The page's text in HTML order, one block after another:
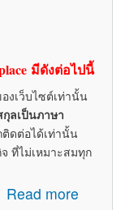
มีดังต่อไปนี้
งเว็บไซต์เท่านั้น
ลเป็นภาษา
ดต่อได้เท่านั้น
ที่ไม่เหมาะสมทุก
Read more